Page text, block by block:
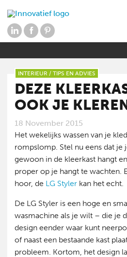
INTERIEUR / TIPS EN ADVIES
DEZE
OOK JE
18 November 2015
Het wekelijks wassen van je
rompslomp. Stel nu eens dat je
gewoon in de kleerkast hangt
proper op je hangt te wachten.
hoor, de LG Styler kan het echt.
De LG Styler is een hoge en
wasmachine als je wilt – die je
design eender waar kunt
of naast een bestaande kast
probleem. Kortom, het design